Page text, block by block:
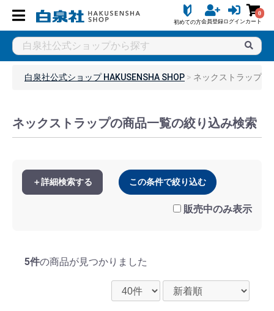
初めての方会員登録ログイン
0
カート
白泉社公式ショップ HAKUSENSHA SHOP ネックストラップ
ネックストラップの商品一覧の絞り込み検索
＋詳細検索する この条件で絞り込む
販売中のみ表示
5件の商品が見つかりました